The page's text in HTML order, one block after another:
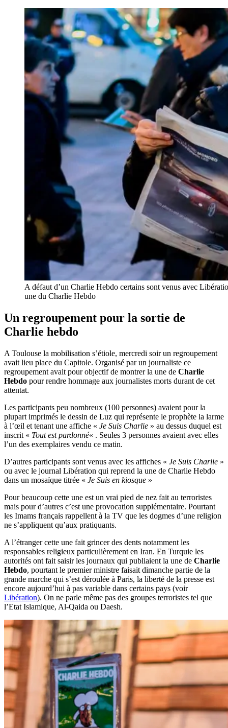
A défaut d’un Charlie Hebdo certains sont venus avec
une du Charlie Hebdo
Un regroupement pour la sortie de
Charlie hebdo
A Toulouse la mobilisation s’étiole, mercredi soir un regroupement
avait lieu place du Capitole. Organisé par un journaliste ce
regroupement avait pour objectif de montrer la une de Charlie
Hebdo pour rendre hommage aux journalistes morts durant de cet
attentat.
Les participants peu nombreux (100 personnes) avaient pour la
plupart imprimés le dessin de Luz qui représente le prophète la larme
à l’œil et tenant une affiche « Je Suis Charlie » au dessus duquel est
inscrit « Tout est pardonné« . Seules 3 personnes avaient avec elles
l’un des exemplaires vendu ce matin.
D’autres participants sont venus avec les affiches « Je Suis Charlie »
ou avec le journal Libération qui reprend la une de Charlie Hebdo
dans un mosaïque titrée « Je Suis en kiosque »
Pour beaucoup cette une est un vrai pied de nez fait au terroristes
mais pour d’autres c’est une provocation supplémentaire. Pourtant
les Imams français rappellent à la TV que les dogmes d’une religion
ne s’appliquent qu’aux pratiquants.
A l’étranger cette une fait grincer des dents notamment les
responsables religieux particulièrement en Iran. En Turquie les
autorités ont fait saisir les journaux qui publiaient la une de Charlie
Hebdo, pourtant le premier ministre faisait dimanche partie de la
grande marche qui s’est déroulée à Paris, la liberté de la presse est
encore aujourd’hui à pas variable dans certains pays (voir
Libération). On ne parle même pas des groupes terroristes tel que
l’Etat Islamique, Al-Qaida ou Daesh.